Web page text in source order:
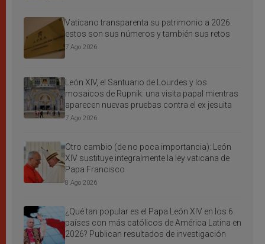
Vaticano transparenta su patrimonio a 2026:
estos son sus números y también sus retos
7 Ago 2026
León XIV, el Santuario de Lourdes y los
mosaicos de Rupnik: una visita papal mientras
aparecen nuevas pruebas contra el ex jesuita
7 Ago 2026
Otro cambio (de no poca importancia): León
XIV sustituye integralmente la ley vaticana de
Papa Francisco
8 Ago 2026
¿Qué tan popular es el Papa León XIV en los 6
países con más católicos de América Latina en
2026? Publican resultados de investigación